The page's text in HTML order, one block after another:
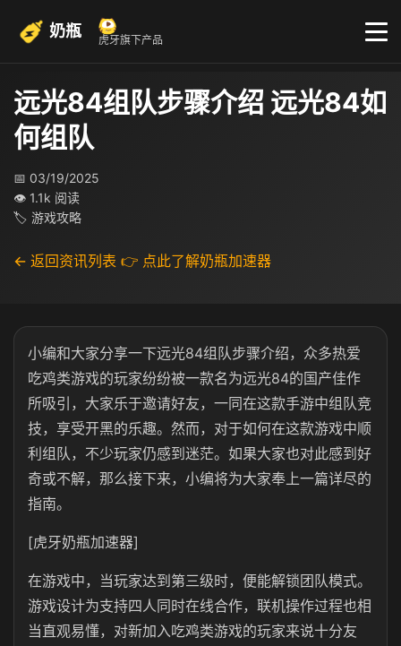
奶瓶 虎牙旗下产品
远光84组队步骤介绍 远光84如
何组队
📅 03/19/2025
👁 1.1k 阅读
🏷 游戏攻略
← 返回资讯列表 👉 点此了解奶瓶加速器
小编和大家分享一下远光84组队步骤介绍，众多热爱
吃鸡类游戏的玩家纷纷被一款名为远光84的国产佳作
所吸引，大家乐于邀请好友，一同在这款手游中组队竞
技，享受开黑的乐趣。然而，对于如何在这款游戏中顺
利组队，不少玩家仍感到迷茫。如果大家也对此感到好
奇或不解，那么接下来，小编将为大家奉上一篇详尽的
指南。
[虎牙奶瓶加速器]
在游戏中，当玩家达到第三级时，便能解锁团队模式。
游戏设计为支持四人同时在线合作，联机操作过程也相
当直观易懂，对新加入吃鸡类游戏的玩家来说十分友